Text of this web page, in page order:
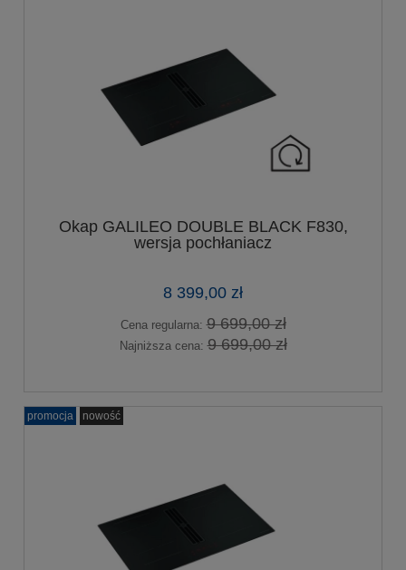
Okap GALILEO DOUBLE BLACK F830,
wersja pochłaniacz
8 399,00 zł
Cena regularna:9 699,00 zł
Najniższa cena:9 699,00 zł
promocja nowość